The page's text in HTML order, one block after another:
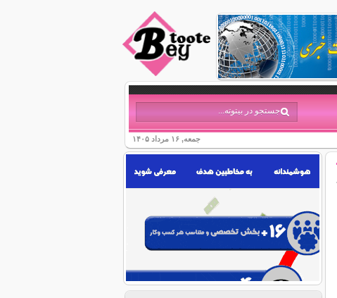
جمعه, ۱۶ مرداد ۱۴۰۵